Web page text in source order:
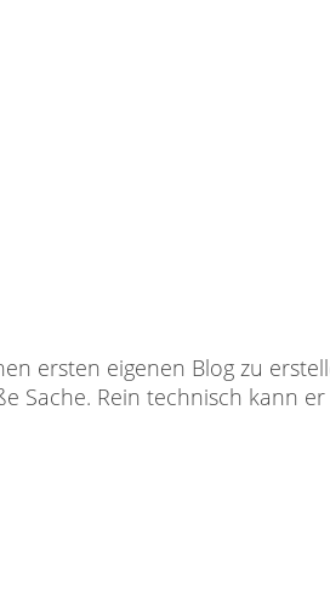
ersten eigenen Blog zu
Sache. Rein technisch kann